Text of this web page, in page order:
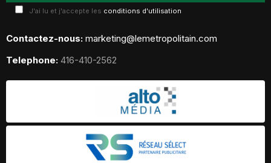
J'ai lu et j'accepte les conditions d'utilisation
Contactez-nous: marketing@lemetropolitain.com
Telephone: 416-410-2562